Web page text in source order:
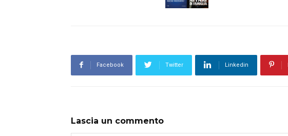
Facebook Twitter Linkedin
Lascia un commento